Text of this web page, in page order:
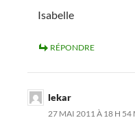
Isabelle
RÉPONDRE
lekar
27 MAI 2011 À 18 H 54